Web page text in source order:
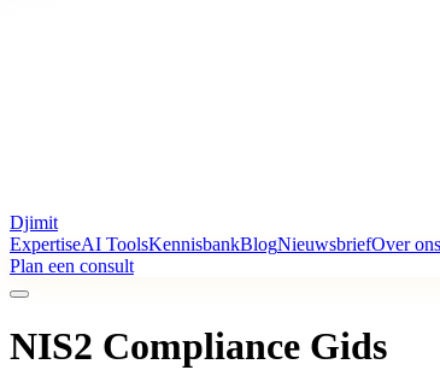
Djimit
ExpertiseAI ToolsKennisbankBlogNieuwsbriefOver ons
Plan een consult
NIS2 Compliance Gids